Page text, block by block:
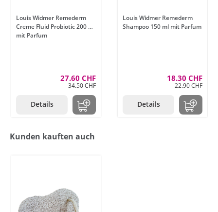
Louis Widmer Remederm
Creme Fluid Probiotic 200 ml
mit Parfum
27.60 CHF
34.50 CHF
Details
Louis Widmer Remederm
Shampoo 150 ml mit Parfum
18.30 CHF
22.90 CHF
Details
Kunden kauften auch